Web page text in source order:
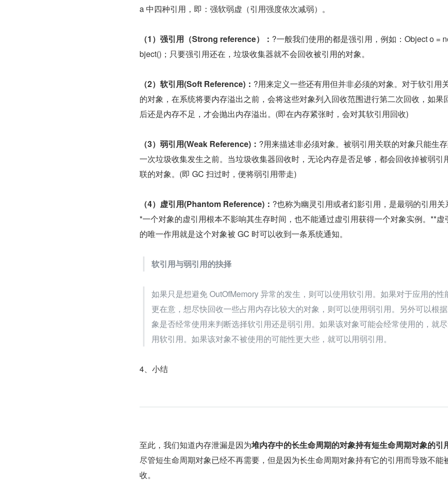
a 中四种引用，即：强软弱虚（引用强度依次减弱）。
（1）强引用（Strong reference）： ?一般我们使用的都是强引用，例如：Object o =
bject()；只要强引用还在，垃圾收集器就不会回收被引用的对象。
（2）软引用(Soft Reference)： ?用来定义一些还有用但并非必须的对象。对于软引用
的对象，在系统将要内存溢出之前，会将这些对象列入回收范围进行第二次回收，如果
后还是内存不足，才会抛出内存溢出。(即在内存紧张时，会对其软引用回收)
（3）弱引用(Weak Reference)： ?用来描述非必须对象。被弱引用关联的对象只能生
一次垃圾收集发生之前。当垃圾收集器回收时，无论内存是否足够，都会回收掉被弱引
联的对象。(即 GC 扫过时，便将弱引用带走)
（4）虚引用(Phantom Reference)： ?也称为幽灵引用或者幻影引用，是最弱的引用关
*一个对象的虚引用根本不影响其生存时间，也不能通过虚引用获得一个对象实例。**虚
的唯一作用就是这个对象被 GC 时可以收到一条系统通知。
软引用与弱引用的抉择
如果只是想避免 OutOfMemory 异常的发生，则可以使用软引用。如果对于应用的性
更在意，想尽快回收一些占用内存比较大的对象，则可以使用弱引用。另外可以根
象是否经常使用来判断选择软引用还是弱引用。如果该对象可能会经常使用的，就
用软引用。如果该对象不被使用的可能性更大些，就可以用弱引用。
4、小结
至此，我们知道内存泄漏是因为堆内存中的长生命周期的对象持有短生命周期对象的引
尽管短生命周期对象已经不再需要，但是因为长生命周期对象持有它的引用而导致不能
收。